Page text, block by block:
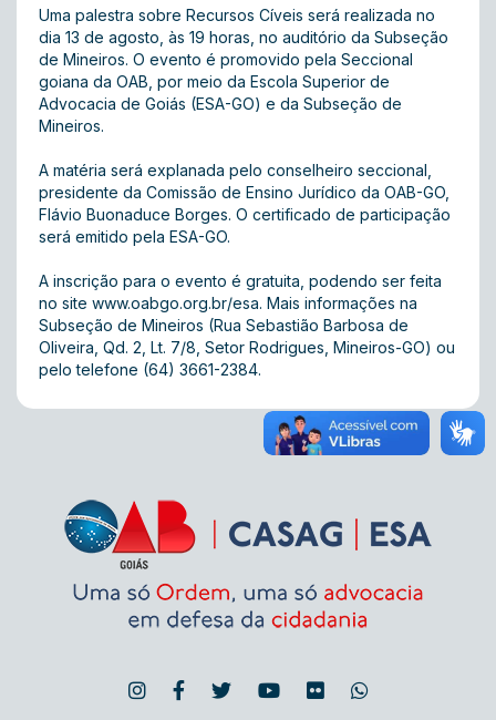
Uma palestra sobre Recursos Cíveis será realizada no
dia 13 de agosto, às 19 horas, no auditório da Subseção
de Mineiros. O evento é promovido pela Seccional
goiana da OAB, por meio da Escola Superior de
Advocacia de Goiás (ESA-GO) e da Subseção de
Mineiros.
A matéria será explanada pelo conselheiro seccional,
presidente da Comissão de Ensino Jurídico da OAB-GO,
Flávio Buonaduce Borges. O certificado de participação
será emitido pela ESA-GO.
A inscrição para o evento é gratuita, podendo ser feita
no site www.oabgo.org.br/esa. Mais informações na
Subseção de Mineiros (Rua Sebastião Barbosa de
Oliveira, Qd. 2, Lt. 7/8, Setor Rodrigues, Mineiros-GO) ou
pelo telefone (64) 3661-2384.